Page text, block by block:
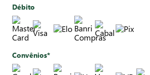
Débito
Convênios*